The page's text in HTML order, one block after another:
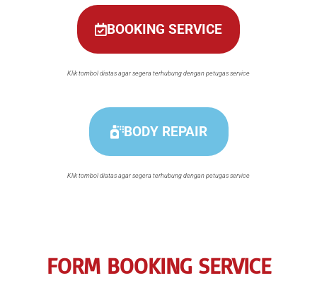
BOOKING SERVICE
Klik tombol diatas agar segera terhubung dengan petugas service
BODY REPAIR
Klik tombol diatas agar segera terhubung dengan petugas service
FORM BOOKING SERVICE